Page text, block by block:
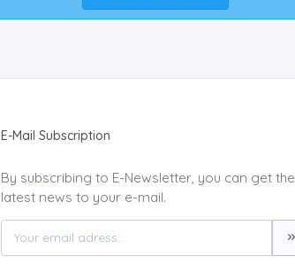
E-Mail Subscription
By subscribing to E-Newsletter, you can get the
latest news to your e-mail.